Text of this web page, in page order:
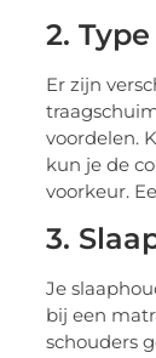
2.
Er zijn
voordelen.
kun je de
voorkeur.
3.
Je
bij een
schouders